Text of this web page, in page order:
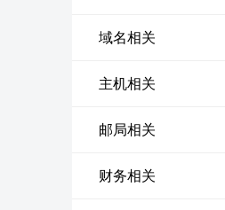
域名相关
主机相关
邮局相关
财务相关